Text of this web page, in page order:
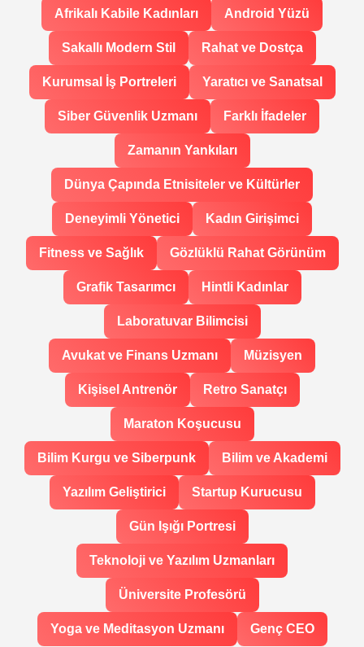
Afrikalı Kabile Kadınları Android Yüzü
Sakallı Modern Stil Rahat ve Dostça
Kurumsal İş Portreleri Yaratıcı ve Sanatsal
Siber Güvenlik Uzmanı Farklı İfadeler
Zamanın Yankıları
Dünya Çapında Etnisiteler ve Kültürler
Deneyimli Yönetici Kadın Girişimci
Fitness ve Sağlık Gözlüklü Rahat Görünüm
Grafik Tasarımcı Hintli Kadınlar
Laboratuvar Bilimcisi
Avukat ve Finans Uzmanı Müzisyen
Kişisel Antrenör Retro Sanatçı
Maraton Koşucusu
Bilim Kurgu ve Siberpunk Bilim ve Akademi
Yazılım Geliştirici Startup Kurucusu
Gün Işığı Portresi
Teknoloji ve Yazılım Uzmanları
Üniversite Profesörü
Yoga ve Meditasyon Uzmanı Genç CEO